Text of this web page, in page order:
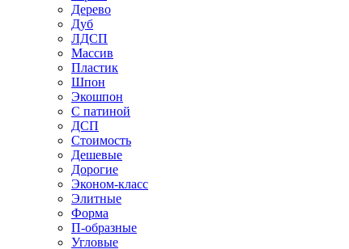
Дерево
Дуб
ЛДСП
Массив
Пластик
Шпон
Экошпон
С патиной
ДСП
Стоимость
Дешевые
Дорогие
Эконом-класс
Элитные
Форма
П-образные
Угловые